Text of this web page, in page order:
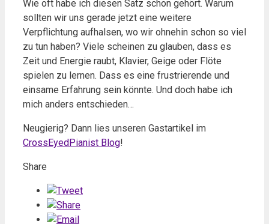
Wie oft habe ich diesen Satz schon gehört. Warum
sollten wir uns gerade jetzt eine weitere
Verpflichtung aufhalsen, wo wir ohnehin schon so viel
zu tun haben? Viele scheinen zu glauben, dass es
Zeit und Energie raubt, Klavier, Geige oder Flöte
spielen zu lernen. Dass es eine frustrierende und
einsame Erfahrung sein könnte. Und doch habe ich
mich anders entschieden…
Neugierig? Dann lies unseren Gastartikel im
CrossEyedPianist Blog!
Share